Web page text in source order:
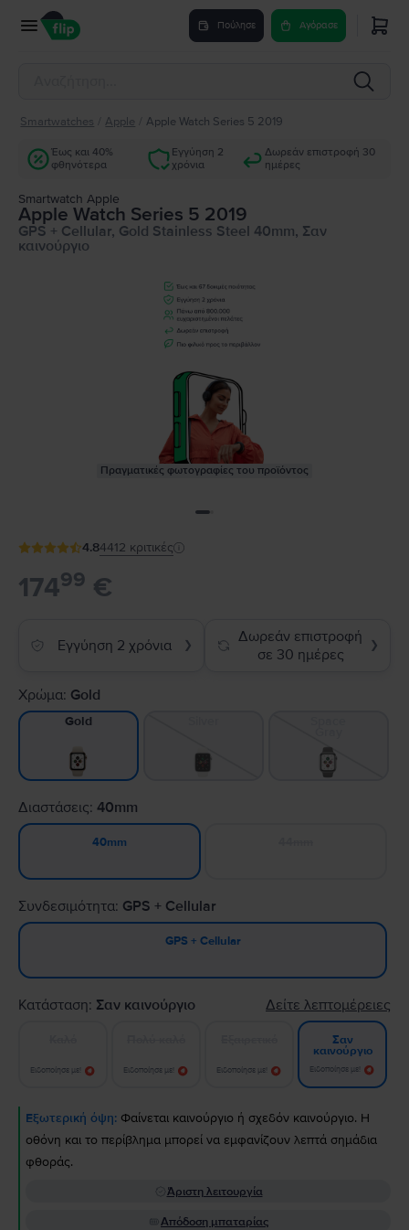
Πούλησε Αγόρασε
Smartwatches Apple Apple Watch Series 5 2019
Έως και 40%
φθηνότερα
Εγγύηση 2
χρόνια
Δωρεάν επιστροφή 30
ημέρες
Smartwatch Apple
Apple Watch Series 5 2019
GPS + Cellular, Gold Stainless Steel 40mm, Σαν
καινούργιο
Πραγματικές φωτογραφίες του προϊόντος
4.84412 κριτικές
17499 €
Εγγύηση 2 χρόνια ❯
Δωρεάν επιστροφή
σε 30 ημέρες
❯
Χρώμα: Gold
Gold
Διαστάσεις: 40mm
40mm
Συνδεσιμότητα: GPS + Cellular
GPS + Cellular
Κατάσταση: Σαν καινούργιο Δείτε λεπτομέρειες
Ειδοποίησε με! Ειδοποίησε με! Ειδοποίησε με!
Σαν
καινούργιο
Ειδοποίησε με!
Εξωτερική όψη: Φαίνεται καινούργιο ή σχεδόν καινούργιο. Η
οθόνη και το περίβλημα μπορεί να εμφανίζουν λεπτά σημάδια
φθοράς.
Άριστη λειτουργία
Απόδοση μπαταρίας